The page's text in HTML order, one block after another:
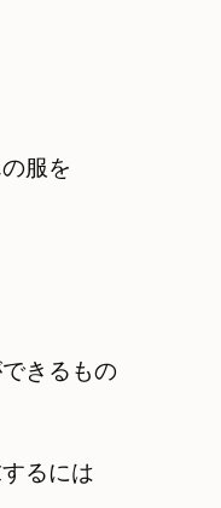
服を
きるもの
るには